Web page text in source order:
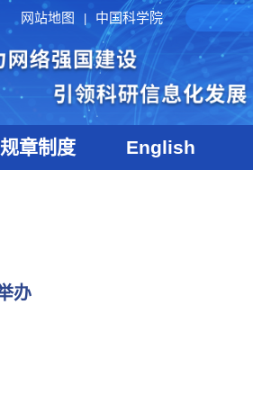
网站地图 中国科学院
规章制度 English
办